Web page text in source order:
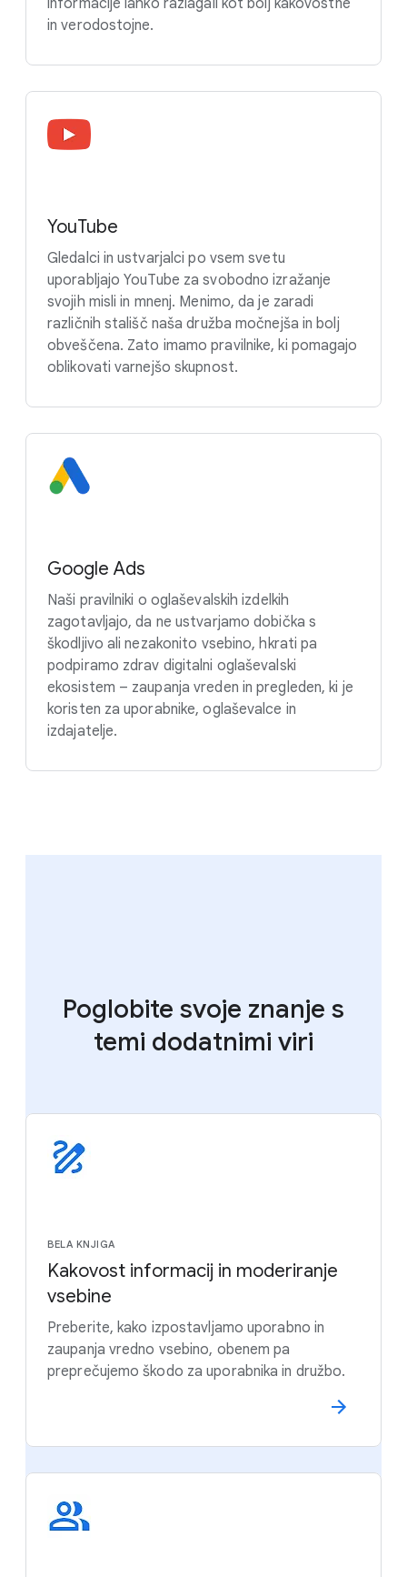
informacije lahko razlagali kot bolj kakovostne
in verodostojne.
YouTube
Gledalci in ustvarjalci po vsem svetu
uporabljajo YouTube za svobodno izražanje
svojih misli in mnenj. Menimo, da je zaradi
različnih stališč naša družba močnejša in bolj
obveščena. Zato imamo pravilnike, ki pomagajo
oblikovati varnejšo skupnost.
Google Ads
Naši pravilniki o oglaševalskih izdelkih
zagotavljajo, da ne ustvarjamo dobička s
škodljivo ali nezakonito vsebino, hkrati pa
podpiramo zdrav digitalni oglaševalski
ekosistem – zaupanja vreden in pregleden, ki je
koristen za uporabnike, oglaševalce in
izdajatelje.
Poglobite svoje znanje s
temi dodatnimi viri
BELA KNJIGA
Kakovost informacij in moderiranje
vsebine
Preberite, kako izpostavljamo uporabno in
zaupanja vredno vsebino, obenem pa
preprečujemo škodo za uporabnika in družbo.